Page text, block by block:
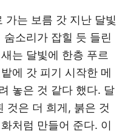
가는 보름 갓 지난 달빛
소리가 잡힐 듯 들린
는 달빛에 한층 푸르
에 갓 피기 시작한 메
놓은 것 같다 했다. 달
것은 더 희게, 붉은 것
처럼 만들어 준다. 이